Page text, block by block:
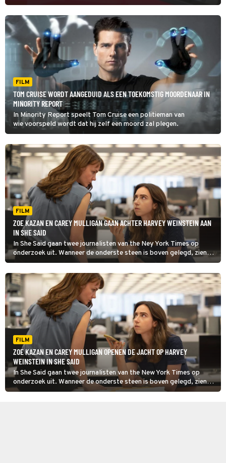
FILM
TOM CRUISE WORDT AANGEDUID ALS EEN TOEKOMSTIG MOORDENAAR IN
MINORITY REPORT
In Minority Report speelt Tom Cruise een politieman van
wie voorspeld wordt dat hij zelf een moord zal plegen.
FILM
ZOE KAZAN EN CAREY MULLIGAN GAAN ACHTER HARVEY WEINSTEIN AAN
IN SHE SAID
In She Said gaan twee journalisten van the Ney York Times op
onderzoek uit. Wanneer de onderste steen is boven gelegd, zien
we de geboorte van de MeToobeweging.
FILM
ZOE KAZAN EN CAREY MULLIGAN OPENEN DE JACHT OP HARVEY
WEINSTEIN IN SHE SAID
In She Said gaan twee journalisten van the New York Times op
onderzoek uit. Wanneer de onderste steen is boven gelegd, zien
we de geboorte van de #MeToo-beweging.